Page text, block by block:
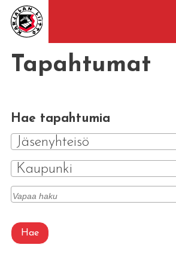
Tapahtumat
Hae tapahtumia
Jäsenyhteisö
Kaupunki
Hae